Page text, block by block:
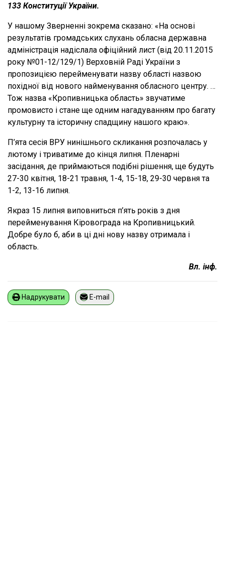
133 Конституції України.
У нашому Зверненні зокрема сказано: «На основі
результатів громадських слухань обласна державна
адміністрація надіслала офіційний лист (від 20.11.2015
року №01-12/129/1) Верховній Раді України з
пропозицією перейменувати назву області назвою
похідної від нового найменування обласного центру. …
Тож назва «Кропивницька область» звучатиме
промовисто і стане ще одним нагадуванням про багату
культурну та історичну спадщину нашого краю».
П’ята сесія ВРУ нинішнього скликання розпочалась у
лютому і триватиме до кінця липня. Пленарні
засідання, де приймаються подібні рішення, ще будуть
27-30 квітня, 18-21 травня, 1-4, 15-18, 29-30 червня та
1-2, 13-16 липня.
Якраз 15 липня виповниться п’ять років з дня
перейменування Кіровограда на Кропивницький.
Добре було б, аби в ці дні нову назву отримала і
область.
Вл. інф.
Надрукувати E-mail